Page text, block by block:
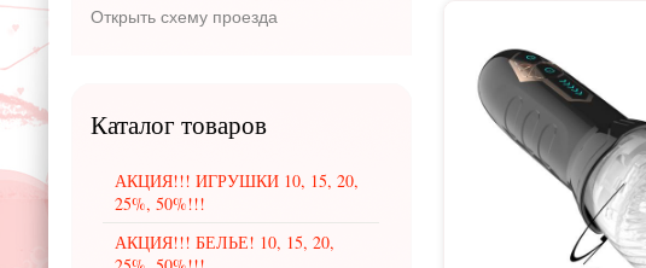
Открыть схему проезда
Каталог товаров
АКЦИЯ!!! ИГРУШКИ 10, 15, 20,
25%, 50%!!!
АКЦИЯ!!! БЕЛЬЕ! 10, 15, 20,